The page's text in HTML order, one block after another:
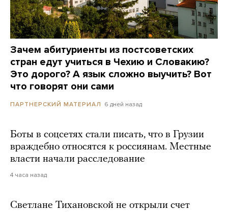
Зачем абитуриенты из постсоветских
стран едут учиться в Чехию и Словакию?
Это дорого? А язык сложно выучить? Вот
что говорят они сами
ПАРТНЕРСКИЙ МАТЕРИАЛ 6 дней назад
Боты в соцсетях стали писать, что в Грузии
враждебно относятся к россиянам. Местные
власти начали расследование
4 часа назад
Светлане Тихановской не открыли счет